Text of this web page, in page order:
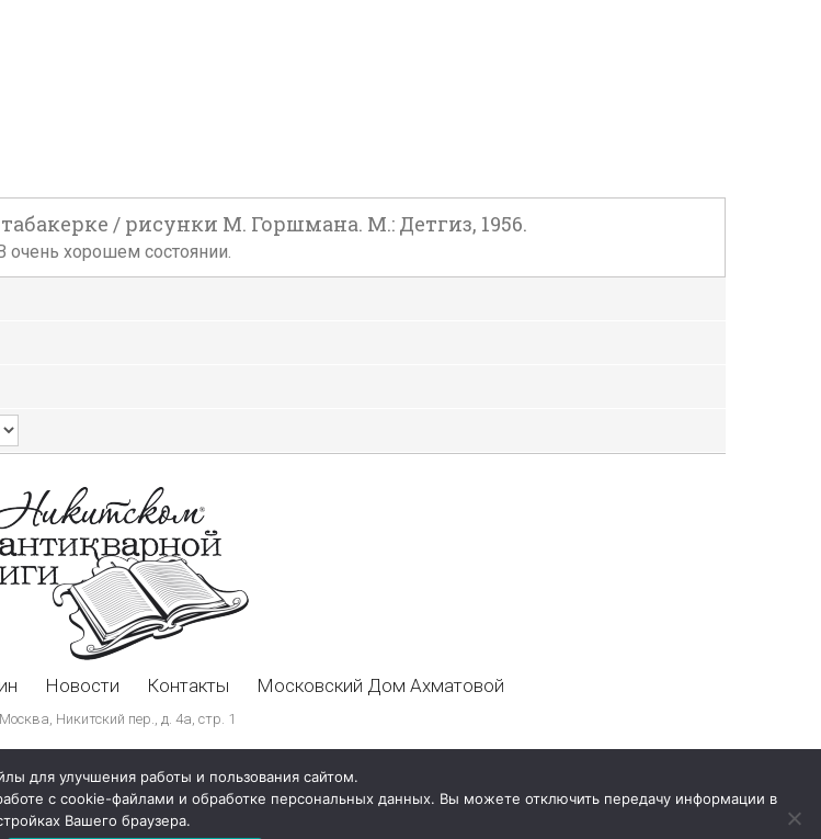
/ рисунки М. Горшмана. М.: Детгиз, 1956.
очень хорошем состоянии.
Новости Контакты Московский Дом Ахматовой
Никитский пер., д. 4а, стр. 1
для улучшения работы и пользования сайтом.
с cookie-файлами и обработке персональных данных. Вы можете отключить передачу информации в
Вашего браузера.